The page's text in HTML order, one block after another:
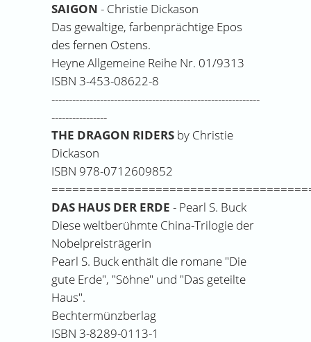
SAIGON - Christie Dickason
Das gewaltige, farbenprächtige Epos
des fernen Ostens.
Heyne Allgemeine Reihe Nr. 01/9313
ISBN 3-453-08622-8
------------------------------------------------------------
----------------
THE DRAGON RIDERS by Christie
Dickason
ISBN 978-0712609852
DAS HAUS DER ERDE - Pearl S. Buck
Diese weltberühmte China-Trilogie der
Nobelpreisträgerin
Pearl S. Buck enthält die romane "Die
gute Erde", "Söhne" und "Das geteilte
Haus".
Bechtermünzberlag
ISBN 3-8289-0113-1